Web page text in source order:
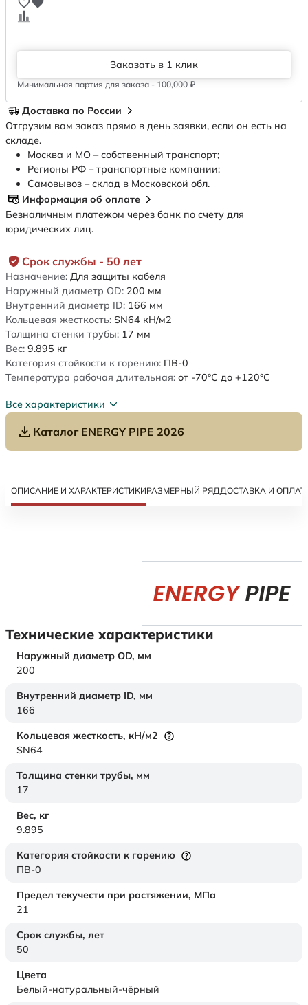
Срок службы - 50 лет
Назначение: Для защиты кабеля
Наружный диаметр OD: 200 мм
Внутренний диаметр ID: 166 мм
Кольцевая жесткость: SN64 кН/м2
Толщина стенки трубы: 17 мм
Вес: 9.895 кг
Категория стойкости к горению: ПВ-0
Температура рабочая длительная: от -70°C до +120°C
Все характеристики
Каталог ENERGY PIPE 2026
Заказать в 1 клик
Минимальная партия для заказа - 100,000 ₽
Доставка по России
Отгрузим вам заказ прямо в день заявки, если он есть на
складе.
Москва и МО – собственный транспорт;
Регионы РФ – транспортные компании;
Самовывоз – склад в Московской обл.
Информация об оплате
Безналичным платежом через банк по счету для
юридических лиц.
ОПИСАНИЕ И ХАРАКТЕРИСТИКИРАЗМЕРНЫЙ РЯДДОСТАВКА И
Технические характеристики
Наружный диаметр OD, мм
200
Внутренний диаметр ID, мм
166
Кольцевая жесткость, кН/м2
SN64
Толщина стенки трубы, мм
17
Вес, кг
9.895
Категория стойкости к горению
ПВ-0
Предел текучести при растяжении, МПа
21
Срок службы, лет
50
Цвета
Белый-натуральный-чёрный